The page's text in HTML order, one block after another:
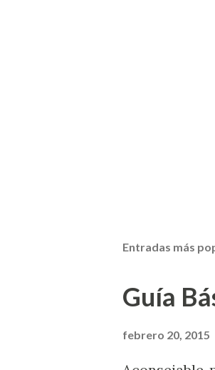
Entradas más
Guía
febrero 20, 2015